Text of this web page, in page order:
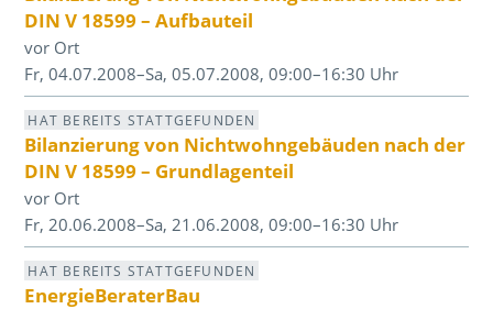
DIN V 18599 – Aufbauteil
vor Ort
Fr, 04.07.2008–Sa, 05.07.2008, 09:00–16:30 Uhr
HAT BEREITS STATTGEFUNDEN
Bilanzierung von Nichtwohngebäuden nach der
DIN V 18599 – Grundlagenteil
vor Ort
Fr, 20.06.2008–Sa, 21.06.2008, 09:00–16:30 Uhr
HAT BEREITS STATTGEFUNDEN
EnergieBeraterBau